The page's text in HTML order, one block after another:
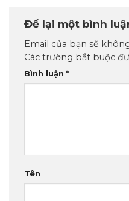
Để lại một bình
Email của bạn sẽ
Các trường bắt buộc
Bình luận *
Tên